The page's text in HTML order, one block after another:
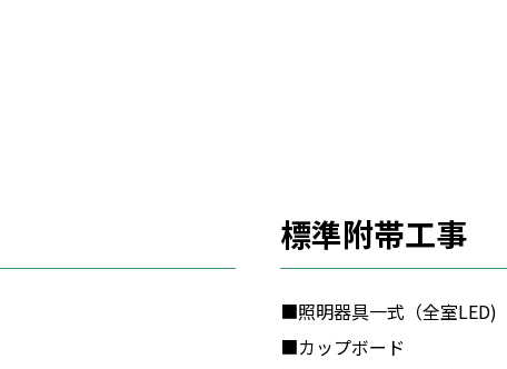
標準附帯工事
■照明器具一式（全室LED)
■カップボード